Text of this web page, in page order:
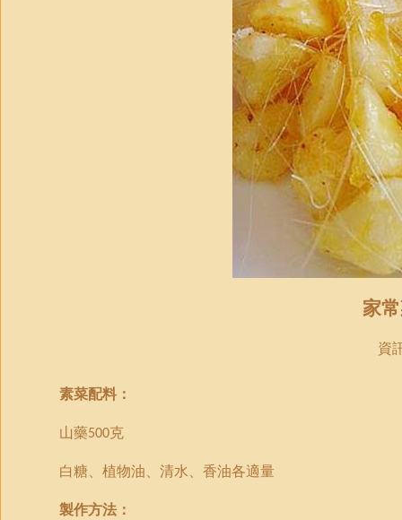
家
資
素菜配料：
山藥500克
白糖、植物油、清水、香油各適量
製作方法：